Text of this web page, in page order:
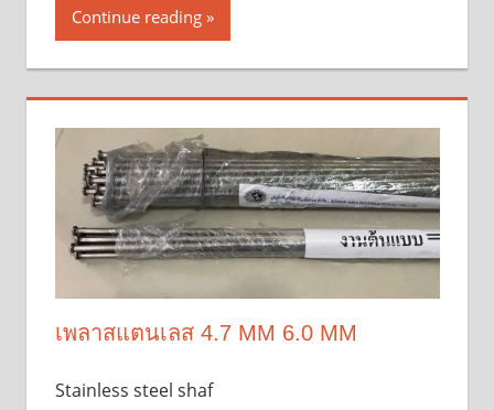
Continue reading
เพลาสแตนเลส 4.7 MM 6.0 MM
Stainless steel shaf